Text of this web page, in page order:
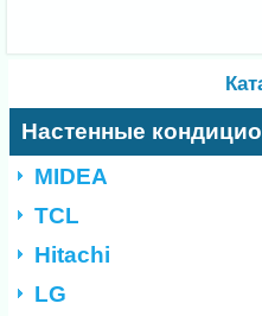
Настенные
MIDEA
TCL
Hitachi
LG